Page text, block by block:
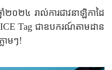
២០២៤ រាល់ការជាវនាឡិកាដៃ
Tag​ ជាឧបករណ៍តាមដាន
ាមៗ!